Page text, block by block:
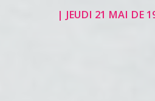
| JEUDI 21 MAI DE